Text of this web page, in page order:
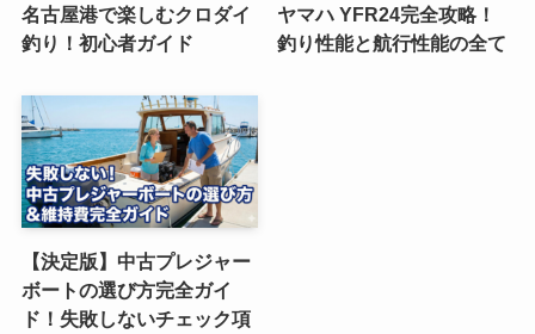
名古屋港で楽しむクロダイ
釣り！初心者ガイド
ヤマハ YFR24完全攻略！
釣り性能と航行性能の全て
【決定版】中古プレジャー
ボートの選び方完全ガイ
ド！失敗しないチェック項